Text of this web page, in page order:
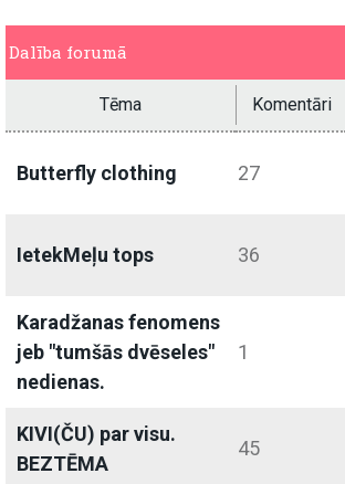
Dalība forumā
Tēma Komentāri
Butterfly clothing 27
IetekMeļu tops 36
Karadžanas fenomens
jeb "tumšās dvēseles"
nedienas.
1
KIVI(ČU) par visu.
BEZTĒMA
45